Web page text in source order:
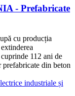
- Prefabricate
cu producția
112 ani de
prefabricate din beton